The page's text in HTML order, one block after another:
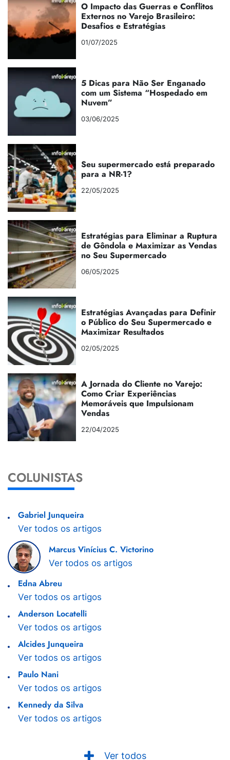
O Impacto das Guerras e Conflitos
Externos no Varejo Brasileiro:
Desafios e Estratégias
01/07/2025
5 Dicas para Não Ser Enganado
com um Sistema “Hospedado em
Nuvem”
03/06/2025
Seu supermercado está preparado
para a NR-1?
22/05/2025
Estratégias para Eliminar a Ruptura
de Gôndola e Maximizar as Vendas
no Seu Supermercado
06/05/2025
Estratégias Avançadas para Definir
o Público do Seu Supermercado e
Maximizar Resultados
02/05/2025
A Jornada do Cliente no Varejo:
Como Criar Experiências
Memoráveis que Impulsionam
Vendas
22/04/2025
COLUNISTAS
Gabriel Junqueira
Ver todos os artigos
Marcus Vinícius C. Victorino
Ver todos os artigos
Edna Abreu
Ver todos os artigos
Anderson Locatelli
Ver todos os artigos
Alcides Junqueira
Ver todos os artigos
Paulo Nani
Ver todos os artigos
Kennedy da Silva
Ver todos os artigos
Ver todos